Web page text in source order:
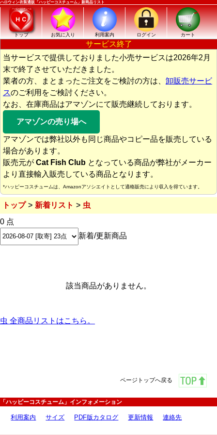
ハロウィン衣装通販「ハッピーコスチューム」新商品リスト
トップ お気に入り 利用案内 ログイン カート
サービス終了
当サービスで提供しておりました小売サービスは2026年2月
末で終了させていただきました。
業者の方、まとまったご注文をご検討の方は、 卸販売サービ
スのご利用をご検討ください。
なお、在庫商品はアマゾンにて販売継続しております。
アマゾンの売り場へ
アマゾンでは弊社以外も同じ商品やコピー品を販売している
場合があります。
販売元が Cat Fish Club となっている商品が弊社がメーカー
より直接輸入販売している商品となります。
*ハッピーコスチュームは、Amazonアソシエイトとして適格販売により収入を得ています。
トップ 新着リスト
虫
0 点
新着/更新商品
該当商品がありません。
虫 全商品リストはこちら。
ページトップへ戻る
「ハッピーコスチューム」インフォメーション
利用案内 サイズ PDF版カタログ 更新情報 連絡先